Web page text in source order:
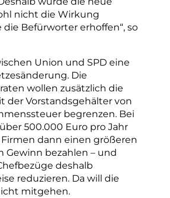
nicht die Wirkung
Befürworter erhoffen“, so
Union und SPD eine
Die
wollen zusätzlich die
der Vorstandsgehälter von
begrenzen. Bei
500.000 Euro pro Jahr
dann einen größeren
Gewinn bezahlen – und
deshalb
reduzieren. Da will die
mitgehen.